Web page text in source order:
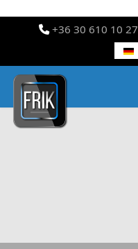
+36 30 610 10 27